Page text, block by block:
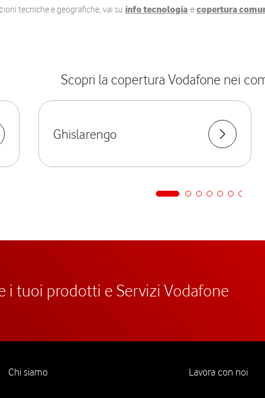
tecniche e geografiche, vai su info tecnologia e copertura
Scopri la copertura Vodafone nei
Ghislarengo
i tuoi prodotti e Servizi Vodafone
Chi siamo Lavora con noi